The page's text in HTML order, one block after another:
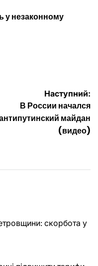
у незаконному
Наступний:
В России начался
майдан
(видео)
скорбота у